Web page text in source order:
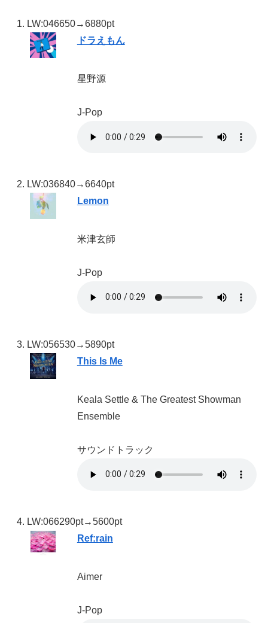
LW:046650→6880pt
ドラえもん
星野源
J-Pop
LW:036840→6640pt
Lemon
米津玄師
J-Pop
LW:056530→5890pt
This Is Me
Keala Settle & The Greatest Showman
Ensemble
サウンドトラック
LW:066290pt→5600pt
Ref:rain
Aimer
J-Pop